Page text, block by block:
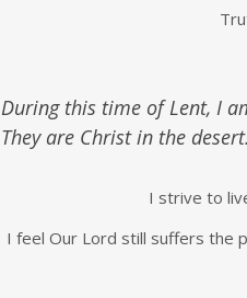
During this time of Lent, I
They are Christ in the
I strive to
I feel Our Lord still suffers the